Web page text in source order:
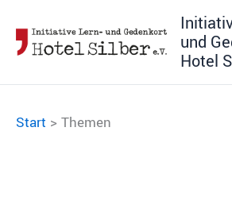
Inhalt
springen
und
Hotel
Start Themen